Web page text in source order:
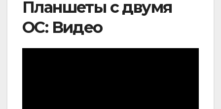
Планшеты с двумя
ОС: Видео